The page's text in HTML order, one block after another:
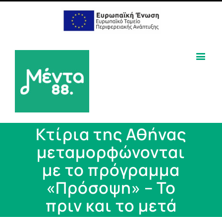
Κτίρια της Αθήνας
μεταμορφώνονται
με το πρόγραμμα
«Πρόσοψη» – Το
πριν και το μετά